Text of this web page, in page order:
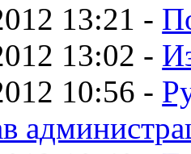
13:21 -
13:02 -
10:56 -